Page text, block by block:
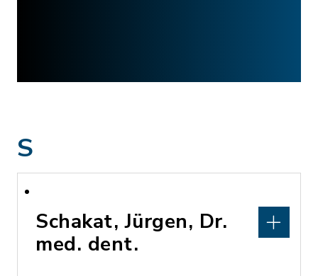
S
Schakat, Jürgen, Dr.
med. dent.